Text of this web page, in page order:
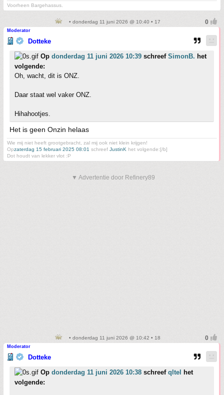
Voorheen Bargehassus.
• donderdag 11 juni 2026 @ 10:40 • 17
Moderator
Dotteke
Op donderdag 11 juni 2026 10:39 schreef SimonB. het
volgende:
Oh, wacht, dit is ONZ.
Daar staat wel vaker ONZ.
Hihahootjes.
Het is geen Onzin helaas
Wie mij niet heeft grootgebracht, zal mij ook niet klein krijgen!
Opzaterdag 15 februari 2025 08:01 schreef JustinK het volgende:[/b]
Dot houdt van lekker vlot :P
▼ Advertentie door Refinery89
• donderdag 11 juni 2026 @ 10:42 • 18
Moderator
Dotteke
Op donderdag 11 juni 2026 10:38 schreef qltel
het
volgende: